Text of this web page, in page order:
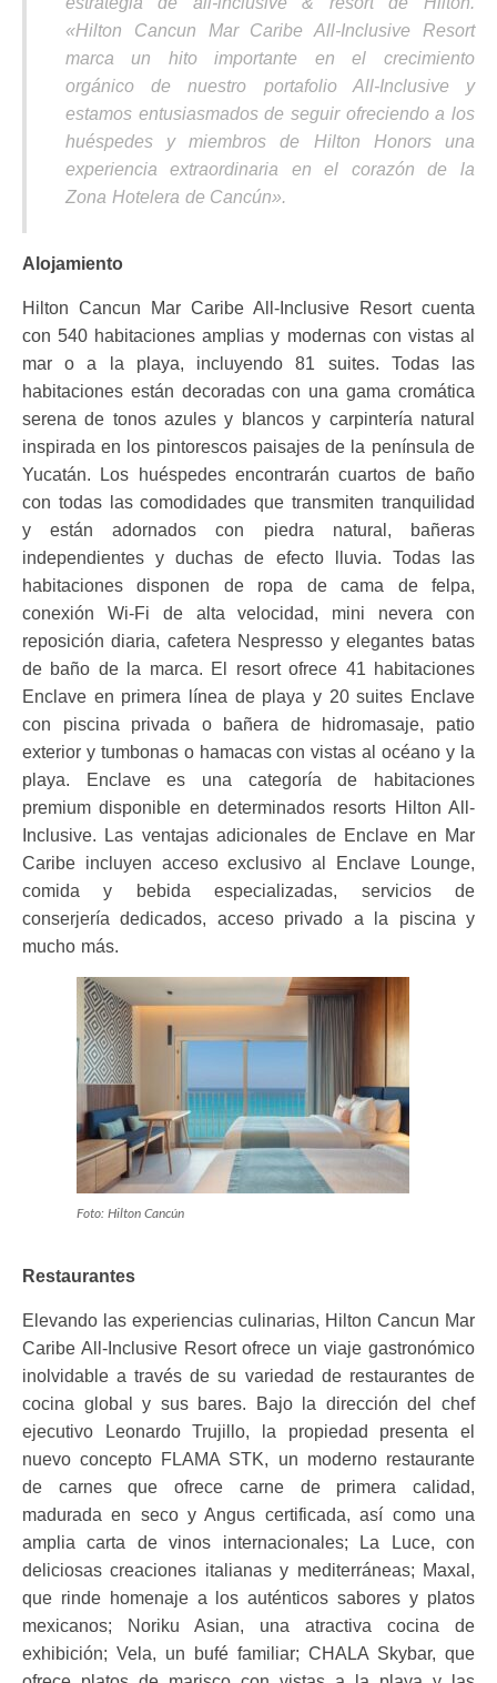
«Hilton Cancun Mar Caribe All-Inclusive Resort
marca un hito importante en el crecimiento
orgánico de nuestro portafolio All-Inclusive y
estamos entusiasmados de seguir ofreciendo a los
huéspedes y miembros de Hilton Honors una
experiencia extraordinaria en el corazón de la
Zona Hotelera de Cancún».
Alojamiento
Hilton Cancun Mar Caribe All-Inclusive Resort cuenta
con 540 habitaciones amplias y modernas con vistas al
mar o a la playa, incluyendo 81 suites. Todas las
habitaciones están decoradas con una gama cromática
serena de tonos azules y blancos y carpintería natural
inspirada en los pintorescos paisajes de la península de
Yucatán. Los huéspedes encontrarán cuartos de baño
con todas las comodidades que transmiten tranquilidad
y están adornados con piedra natural, bañeras
independientes y duchas de efecto lluvia. Todas las
habitaciones disponen de ropa de cama de felpa,
conexión Wi-Fi de alta velocidad, mini nevera con
reposición diaria, cafetera Nespresso y elegantes batas
de baño de la marca. El resort ofrece 41 habitaciones
Enclave en primera línea de playa y 20 suites Enclave
con piscina privada o bañera de hidromasaje, patio
exterior y tumbonas o hamacas con vistas al océano y la
playa. Enclave es una categoría de habitaciones
premium disponible en determinados resorts Hilton All-
Inclusive. Las ventajas adicionales de Enclave en Mar
Caribe incluyen acceso exclusivo al Enclave Lounge,
comida y bebida especializadas, servicios de
conserjería dedicados, acceso privado a la piscina y
mucho más.
Foto: Hilton Cancún
Restaurantes
Elevando las experiencias culinarias, Hilton Cancun Mar
Caribe All-Inclusive Resort ofrece un viaje gastronómico
inolvidable a través de su variedad de restaurantes de
cocina global y sus bares. Bajo la dirección del chef
ejecutivo Leonardo Trujillo, la propiedad presenta el
nuevo concepto FLAMA STK, un moderno restaurante
de carnes que ofrece carne de primera calidad,
madurada en seco y Angus certificada, así como una
amplia carta de vinos internacionales; La Luce, con
deliciosas creaciones italianas y mediterráneas; Maxal,
que rinde homenaje a los auténticos sabores y platos
mexicanos; Noriku Asian, una atractiva cocina de
exhibición; Vela, un bufé familiar; CHALA Skybar, que